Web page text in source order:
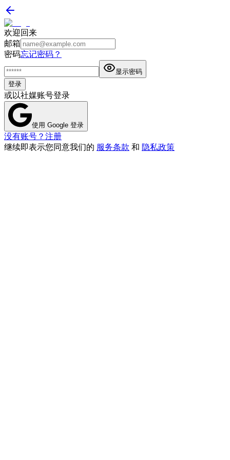
欢迎回来
邮箱
密码忘记密码？
显示密码
登录
或以社媒账号登录
使用 Google 登录
没有账号？注册
继续即表示您同意我们的 服务条款 和 隐私政策